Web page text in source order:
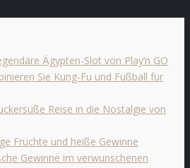
Ägypten-Slot von Play’n GO
Sie Kung-Fu und Fußball für
Reise in die Nostalgie von
Früchte und heiße Gewinne
Gewinne im verwunschenen